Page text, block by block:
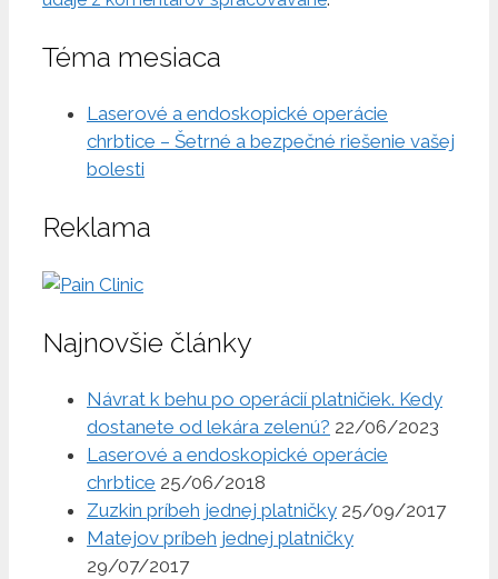
Téma mesiaca
Laserové a endoskopické operácie
chrbtice – Šetrné a bezpečné riešenie vašej
bolesti
Reklama
Najnovšie články
Návrat k behu po operácií platničiek. Kedy
dostanete od lekára zelenú? 22/06/2023
Laserové a endoskopické operácie
chrbtice 25/06/2018
Zuzkin príbeh jednej platničky 25/09/2017
Matejov príbeh jednej platničky
29/07/2017